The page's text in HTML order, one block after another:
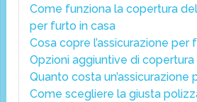
Come funziona la copertura
per furto in casa
Cosa copre l’assicurazione per
Opzioni aggiuntive di copertura
Quanto costa un’assicurazione
Come scegliere la giusta